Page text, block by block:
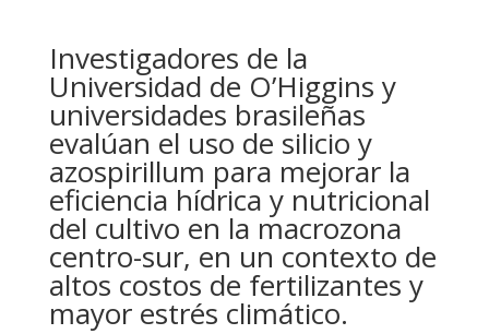
Investigadores de la
Universidad de O’Higgins y
universidades brasileñas
evalúan el uso de silicio y
azospirillum para mejorar la
eficiencia hídrica y nutricional
del cultivo en la macrozona
centro-sur, en un contexto de
altos costos de fertilizantes y
mayor estrés climático.